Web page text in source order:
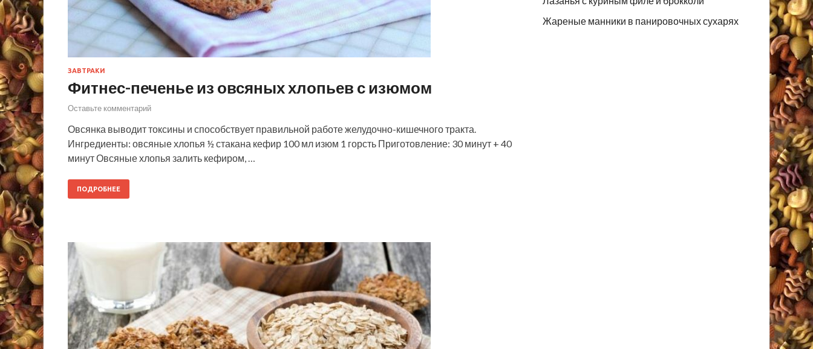
ЗАВТРАКИ
Фитнес-печенье из овсяных хлопьев с изюмом
Оставьте комментарий
Овсянка выводит токсины и способствует правильной работе желудочно-кишечного тракта.
Ингредиенты: овсяные хлопья ½ стакана кефир 100 мл изюм 1 горсть Приготовление: 30 минут + 40
минут Овсяные хлопья залить кефиром, …
ПОДРОБНЕЕ
Жареные манники в панировочных сухарях